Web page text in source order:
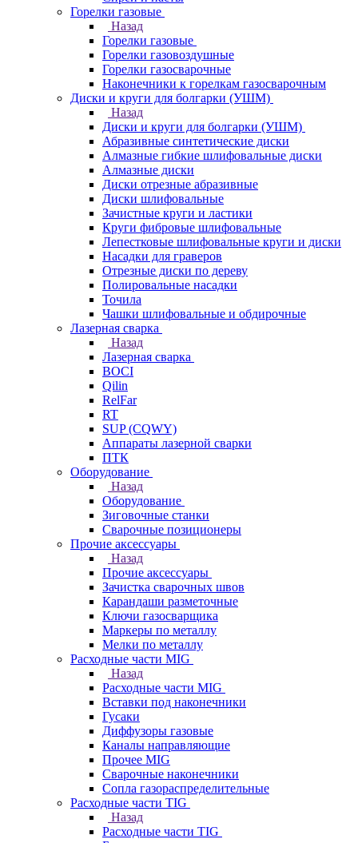
Горелки газовые
Назад
Горелки газовые
Горелки газовоздушные
Горелки газосварочные
Наконечники к горелкам газосварочным
Диски и круги для болгарки (УШМ)
Назад
Диски и круги для болгарки (УШМ)
Абразивные синтетические диски
Алмазные гибкие шлифовальные диски
Алмазные диски
Диски отрезные абразивные
Диски шлифовальные
Зачистные круги и ластики
Круги фибровые шлифовальные
Лепестковые шлифовальные круги и диски
Насадки для граверов
Отрезные диски по дереву
Полировальные насадки
Точила
Чашки шлифовальные и обдирочные
Лазерная сварка
Назад
Лазерная сварка
BOCI
Qilin
RelFar
RT
SUP (CQWY)
Аппараты лазерной сварки
ПТК
Оборудование
Назад
Оборудование
Зиговочные станки
Сварочные позиционеры
Прочие аксессуары
Назад
Прочие аксессуары
Зачистка сварочных швов
Карандаши разметочные
Ключи газосварщика
Маркеры по металлу
Мелки по металлу
Расходные части MIG
Назад
Расходные части MIG
Вставки под наконечники
Гусаки
Диффузоры газовые
Каналы направляющие
Прочее MIG
Сварочные наконечники
Сопла газораспределительные
Расходные части TIG
Назад
Расходные части TIG